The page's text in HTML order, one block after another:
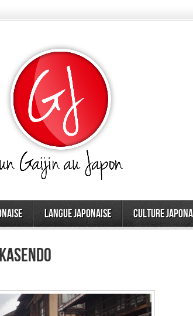
Langue japonaise Culture